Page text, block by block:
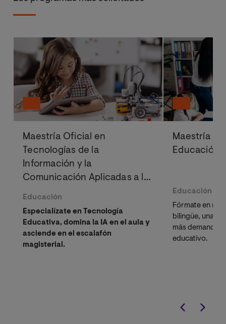
Maestría Oficial en
Tecnologías de la
Información y la
Comunicación Aplicadas a la
Educación
Educación
Especialízate en Tecnología
Educativa, domina la IA en el aula y
asciende en el escalafón
magisterial.
Maestría
Educación
Educación
Fórmate en
bilingüe, una
más
educativo.